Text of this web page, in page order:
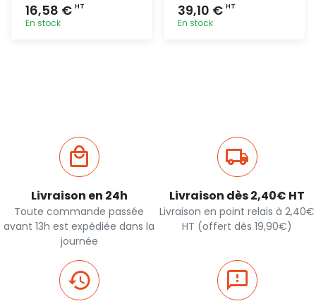
16,58 € HT
En stock
39,10 € HT
En stock
Livraison en 24h
Toute commande passée
avant 13h est expédiée dans la
journée
Livraison dès 2,40€ HT
Livraison en point relais à 2,40€
HT (offert dès 19,90€)